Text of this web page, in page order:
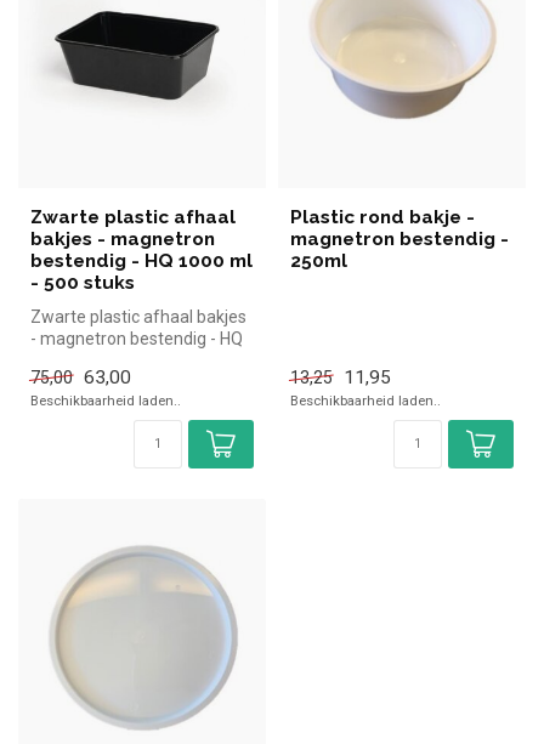
Zwarte plastic afhaal
bakjes - magnetron
bestendig - HQ 1000 ml
- 500 stuks
Zwarte plastic afhaal bakjes
- magnetron bestendig - HQ
500 Stuks
75,00 63,00
Beschikbaarheid laden..
Plastic rond bakje -
magnetron bestendig -
250ml
13,25 11,95
Beschikbaarheid laden..